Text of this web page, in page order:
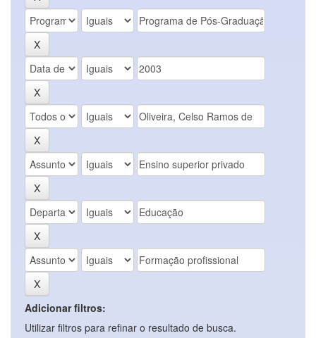
Adicionar filtros:
Utilizar filtros para refinar o resultado de busca.